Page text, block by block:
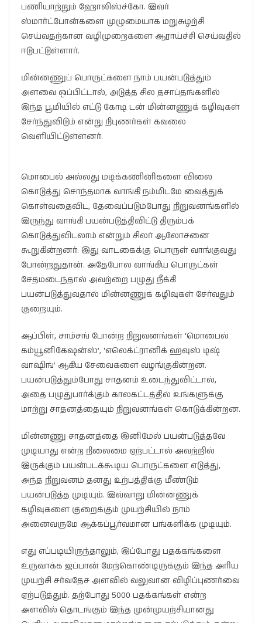
பணியாற்றும் ஹோலிஸ்ச்கோ. இவர்
ஸ்மார்ட்போன்களை முழுமையாக மறுசுழற்சி
செய்வதற்கான வழிமுறைகளை ஆராய்ச்சி செய்வதில்
ஈடுபட்டுள்ளார்.
மின்னணுப் பொருட்களை நாம் பயன்படுத்தும்
அளவை ஒப்பிட்டால், அடுத்த சில தசாப்தங்களில்
இந்த பூமியில் எட்டு கோடி டன் மின்னணுக் கழிவுகள்
சேர்ந்துவிடும் என்று நிபுணர்கள் கவலை
வெளியிட்டுள்ளனர்.
மொபைல் அல்லது மடிக்கணினிகளை விலை
கொடுத்து சொந்தமாக வாங்கி நம்மிடமே வைத்துக்
கொள்வதைவிட, தேவைப்படும்போது நிறுவனங்களில்
இருந்து வாங்கி பயன்படுத்திவிட்டு திரும்பக்
கொடுத்துவிடலாம் என்றும் சிலர் ஆலோசனை
கூறுகின்றனர். இது வாடகைக்கு பொருள் வாங்குவது
போன்றதுதான். அதேபோல வாங்கிய பொருட்கள்
சேதமடைந்தால் அவற்றை பழுது நீக்கி
பயன்படுத்துவதால் மின்னணுக் கழிவுகள் சேர்வதும்
குறையும்.
ஆப்பிள், சாம்சங் போன்ற நிறுவனங்கள் ‘மொபைல்
கம்யூனிகேஷன்ஸ்’, ‘எலெக்ட்ரானிக் ஹவுஸ் டிஷ்
வாஷிங்’ ஆகிய சேவைகளை வழங்குகின்றன.
பயன்படுத்தும்போது சாதனம் உடைந்துவிட்டால்,
அதை பழுதுபார்க்கும் காலகட்டத்தில் உங்களுக்கு
மாற்று சாதனத்தையும் நிறுவனங்கள் கொடுக்கின்றன.
மின்னணு சாதனத்தை இனிமேல் பயன்படுத்தவே
முடியாது என்ற நிலைமை ஏற்பட்டால் அவற்றில்
இருக்கும் பயன்படக்கூடிய பொருட்களை எடுத்து,
அந்த நிறுவனம் தனது உற்பத்திக்கு மீண்டும்
பயன்படுத்த முடியும். இவ்வாறு மின்னணுக்
கழிவுகளை குறைக்கும் முயற்சியில் நாம்
அனைவருமே ஆக்கப்பூர்வமான பங்களிக்க முடியும்.
எது எப்படியிருந்தாலும், இப்போது பதக்கங்களை
உருவாக்க ஜப்பான் மேற்கொண்டிருக்கும் இந்த அரிய
முயற்சி சர்வதேச அளவில் வலுவான விழிப்புணர்வை
ஏற்படுத்தும். தற்போது 5000 பதக்கங்கள் என்ற
அளவில் தொடங்கும் இந்த முன்முயற்சியானது